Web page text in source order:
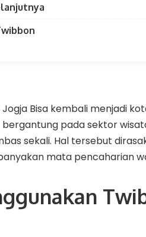
Bisa kembali menjadi
pada sektor
sekali. Hal tersebut
mata pencaharian